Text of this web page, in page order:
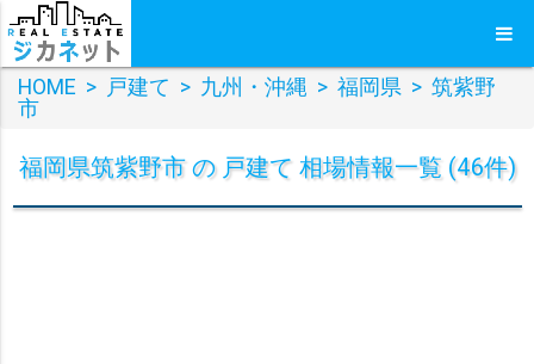
HOME > 戸建て > 九州・沖縄 > 福岡県 > 筑紫野
市
福岡県筑紫野市 の 戸建て 相場情報一覧 (46件)